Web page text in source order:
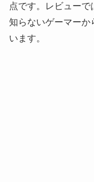
点です。レビュー
知らないゲーマーか
います。